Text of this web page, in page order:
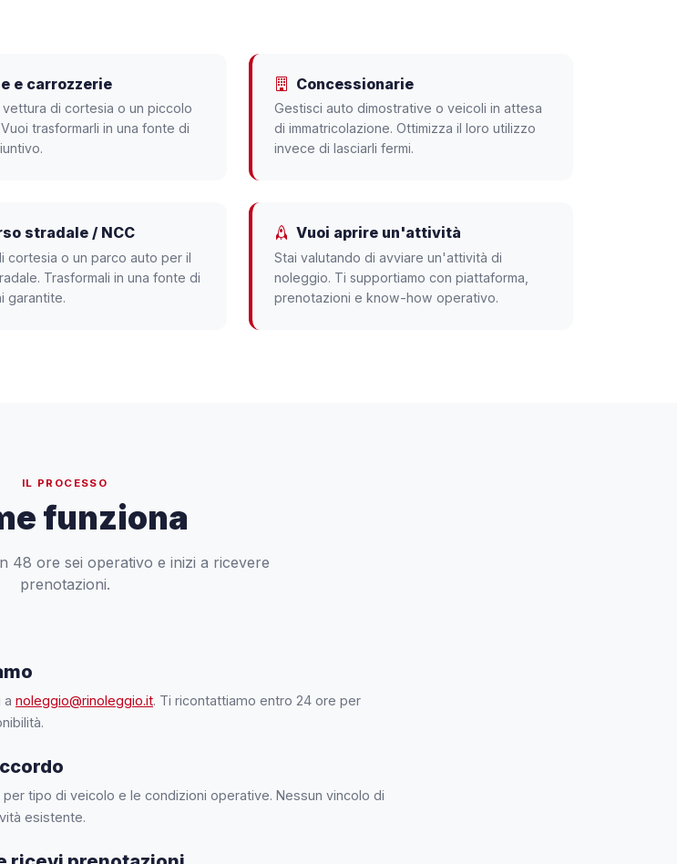
e carrozzerie
vettura di cortesia o un piccolo
trasformarli in una fonte di
Concessionarie
Gestisci auto dimostrative o veicoli in attesa
di immatricolazione. Ottimizza il loro utilizzo
invece di lasciarli fermi.
stradale / NCC
cortesia o un parco auto per il
Trasformali in una fonte di
garantite.
Vuoi aprire un'attività
Stai valutando di avviare un'attività di
noleggio. Ti supportiamo con piattaforma,
prenotazioni e know-how operativo.
IL PROCESSO
funziona
48 ore sei operativo e inizi a ricevere
prenotazioni.
a noleggio@rinoleggio.it. Ti ricontattiamo entro 24 ore per
tipo di veicolo e le condizioni operative. Nessun vincolo di
esistente.